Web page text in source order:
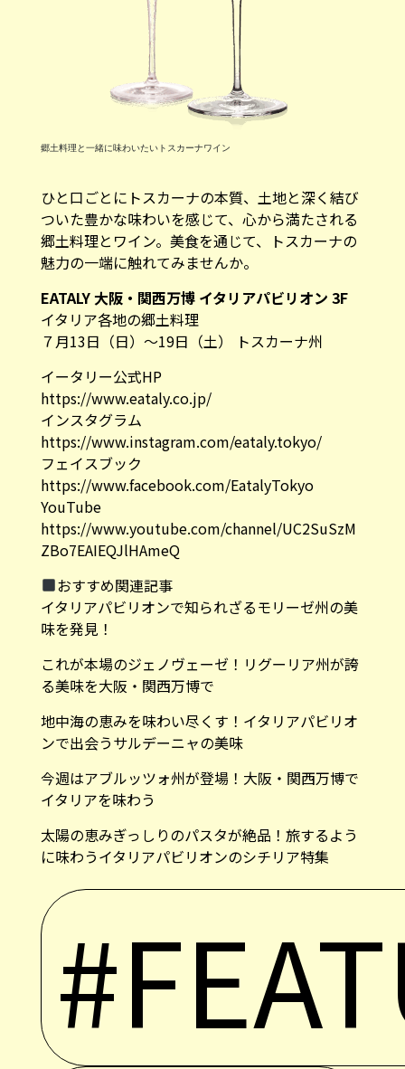
郷土料理と一緒に味わいたいトスカーナワイン
ひと口ごとにトスカーナの本質、土地と深く結び
ついた豊かな味わいを感じて、心から満たされる
郷土料理とワイン。美食を通じて、トスカーナの
魅力の一端に触れてみませんか。
EATALY大阪・関西万博 イタリアパビリオン 3F
イタリア各地の郷土料理
７月13日（日）〜19日（土） トスカーナ州
イータリー公式HP
https://www.eataly.co.jp/
インスタグラム
https://www.instagram.com/eataly.tokyo/
フェイスブック
https://www.facebook.com/EatalyTokyo
YouTube
https://www.youtube.com/channel/UC2SuSzM
ZBo7EAIEQJlHAmeQ
おすすめ関連記事
イタリアパビリオンで知られざるモリーゼ州の美
味を発見！
これが本場のジェノヴェーゼ！リグーリア州が誇
る美味を大阪・関西万博で
地中海の恵みを味わい尽くす！イタリアパビリオ
ンで出会うサルデーニャの美味
今週はアブルッツォ州が登場！大阪・関西万博で
イタリアを味わう
太陽の恵みぎっしりのパスタが絶品！旅するよう
に味わうイタリアパビリオンのシチリア特集